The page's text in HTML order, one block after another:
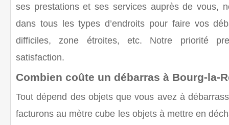
ses prestations et ses services auprès de vous,
dans tous les types d’endroits pour faire vos
difficiles, zone étroites, etc. Notre priorité
satisfaction.
Combien coûte un débarras à Bourg-la-
Tout dépend des objets que vous avez à
facturons au mètre cube les objets à mettre en